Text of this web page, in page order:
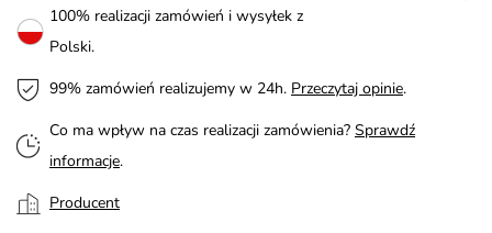
100% realizacji zamówień i wysyłek z
Polski.
99% zamówień realizujemy w 24h. Przeczytaj opinie.
Co ma wpływ na czas realizacji zamówienia? Sprawdź
informacje.
Producent